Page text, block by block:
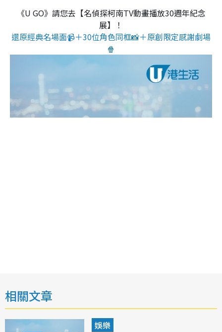
《U GO》請您去【名偵探柯南TV動畫播放30週年紀念
展】！
還原經典名場面📹＋30位角色同框📸＋原創限定感謝劇場
🍿
相關文章
娛樂